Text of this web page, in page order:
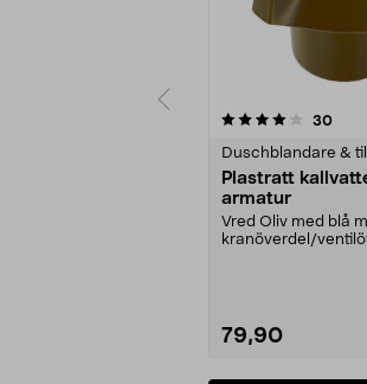
30
Duschblandare &
Plastratt
armatur
Vred Oliv med blå
kranöverdel/
79,90
4.0 av 5